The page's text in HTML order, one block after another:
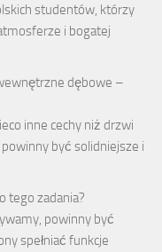
studentów, którzy
i bogatej
dębowe –
inne cechy niż drzwi
być solidniejsze i
tego zadania?
powinny być
spełniać funkcje